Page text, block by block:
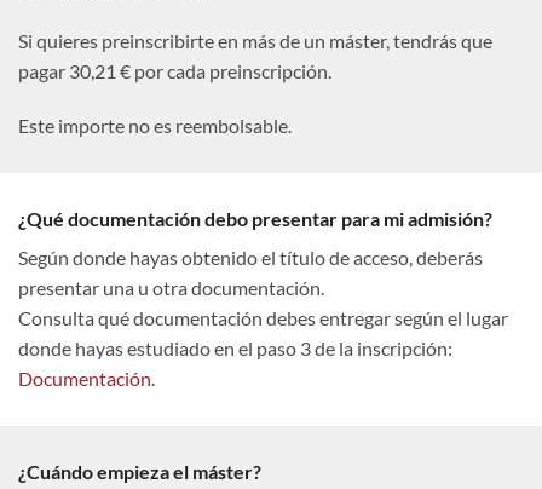
Si quieres preinscribirte en más de un máster, tendrás que
pagar 30,21 € por cada preinscripción.
Este importe no es reembolsable.
¿Qué documentación debo presentar para mi admisión?
Según donde hayas obtenido el título de acceso, deberás
presentar una u otra documentación.
Consulta qué documentación debes entregar según el lugar
donde hayas estudiado en el paso 3 de la inscripción:
Documentación.
¿Cuándo empieza el máster?